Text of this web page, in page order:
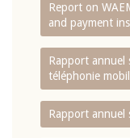
Report on
and payment
Rapport annuel
téléphonie
Rapport annuel